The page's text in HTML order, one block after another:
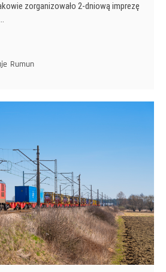
zorganizowało 2-dniową imprezę
Rumun